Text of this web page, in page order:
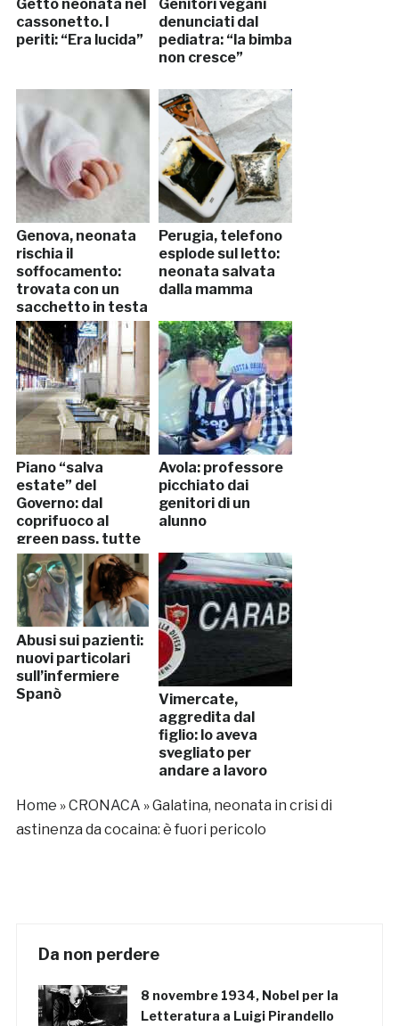
Gettò neonata nel
cassonetto. I
periti: “Era lucida”
Genitori vegani
denunciati dal
pediatra: “la bimba
non cresce”
Genova, neonata
rischia il
soffocamento:
trovata con un
sacchetto in testa
Perugia, telefono
esplode sul letto:
neonata salvata
dalla mamma
Piano “salva
estate” del
Governo: dal
coprifuoco al
green pass, tutte
le riaperture
Avola: professore
picchiato dai
genitori di un
alunno
Abusi sui pazienti:
nuovi particolari
sull’infermiere
Spanò
Vimercate,
aggredita dal
figlio: lo aveva
svegliato per
andare a lavoro
Home »CRONACA »Galatina, neonata in crisi di
astinenza da cocaina: è fuori pericolo
Da non perdere
8 novembre 1934, Nobel per la
Letteratura a Luigi Pirandello